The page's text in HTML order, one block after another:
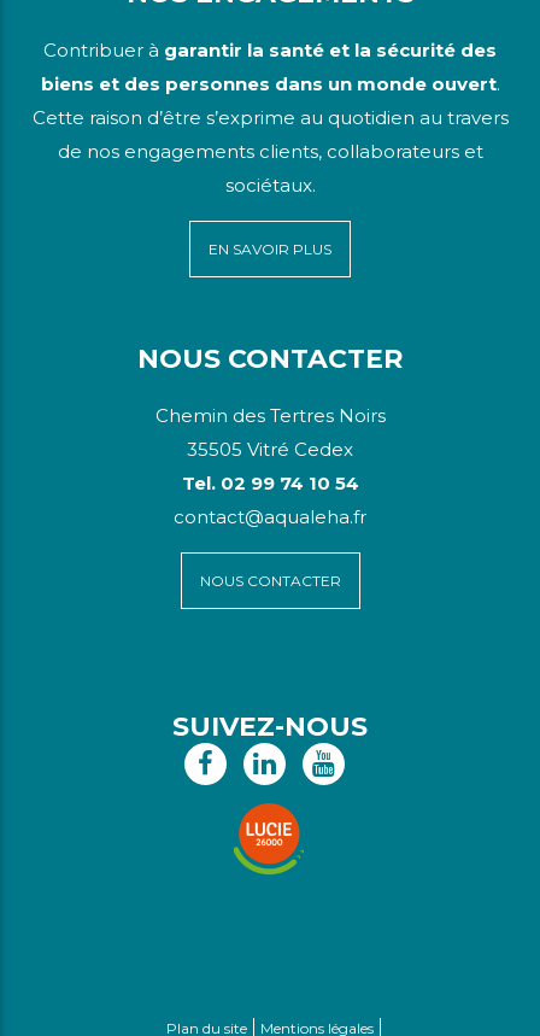
Contribuer à garantir la santé et la sécurité des
biens et des personnes dans un monde ouvert.
Cette raison d’être s’exprime au quotidien au travers
de nos engagements clients, collaborateurs et
sociétaux.
EN SAVOIR PLUS
NOUS CONTACTER
Chemin des Tertres Noirs
35505 Vitré Cedex
Tel. 02 99 74 10 54
contact@aqualeha.fr
NOUS CONTACTER
SUIVEZ-NOUS
Plan du site Mentions légales